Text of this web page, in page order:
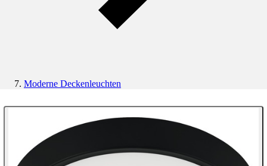
Moderne Deckenleuchten